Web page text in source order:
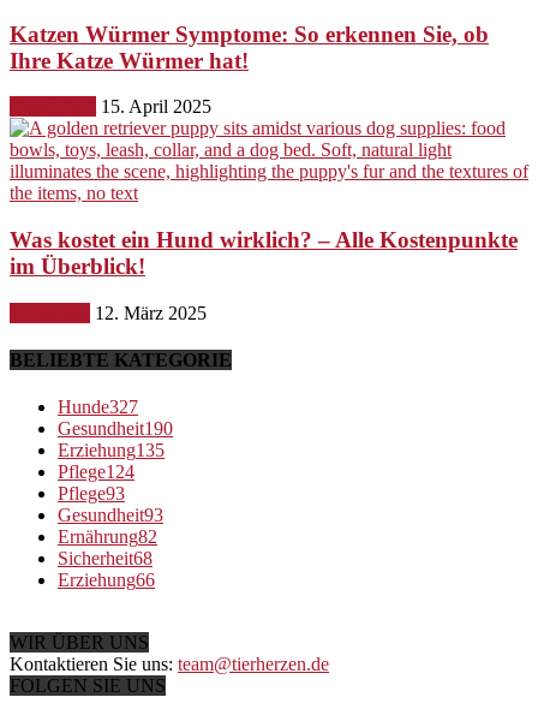
Katzen Würmer Symptome: So erkennen Sie, ob
Ihre Katze Würmer hat!
15. April 2025
Was kostet ein Hund wirklich? – Alle Kostenpunkte
im Überblick!
12. März 2025
BELIEBTE KATEGORIE
Hunde327
Gesundheit190
Erziehung135
Pflege124
Pflege93
Gesundheit93
Ernährung82
Sicherheit68
Erziehung66
WIR ÜBER UNS
Kontaktieren Sie uns: team@tierherzen.de
FOLGEN SIE UNS